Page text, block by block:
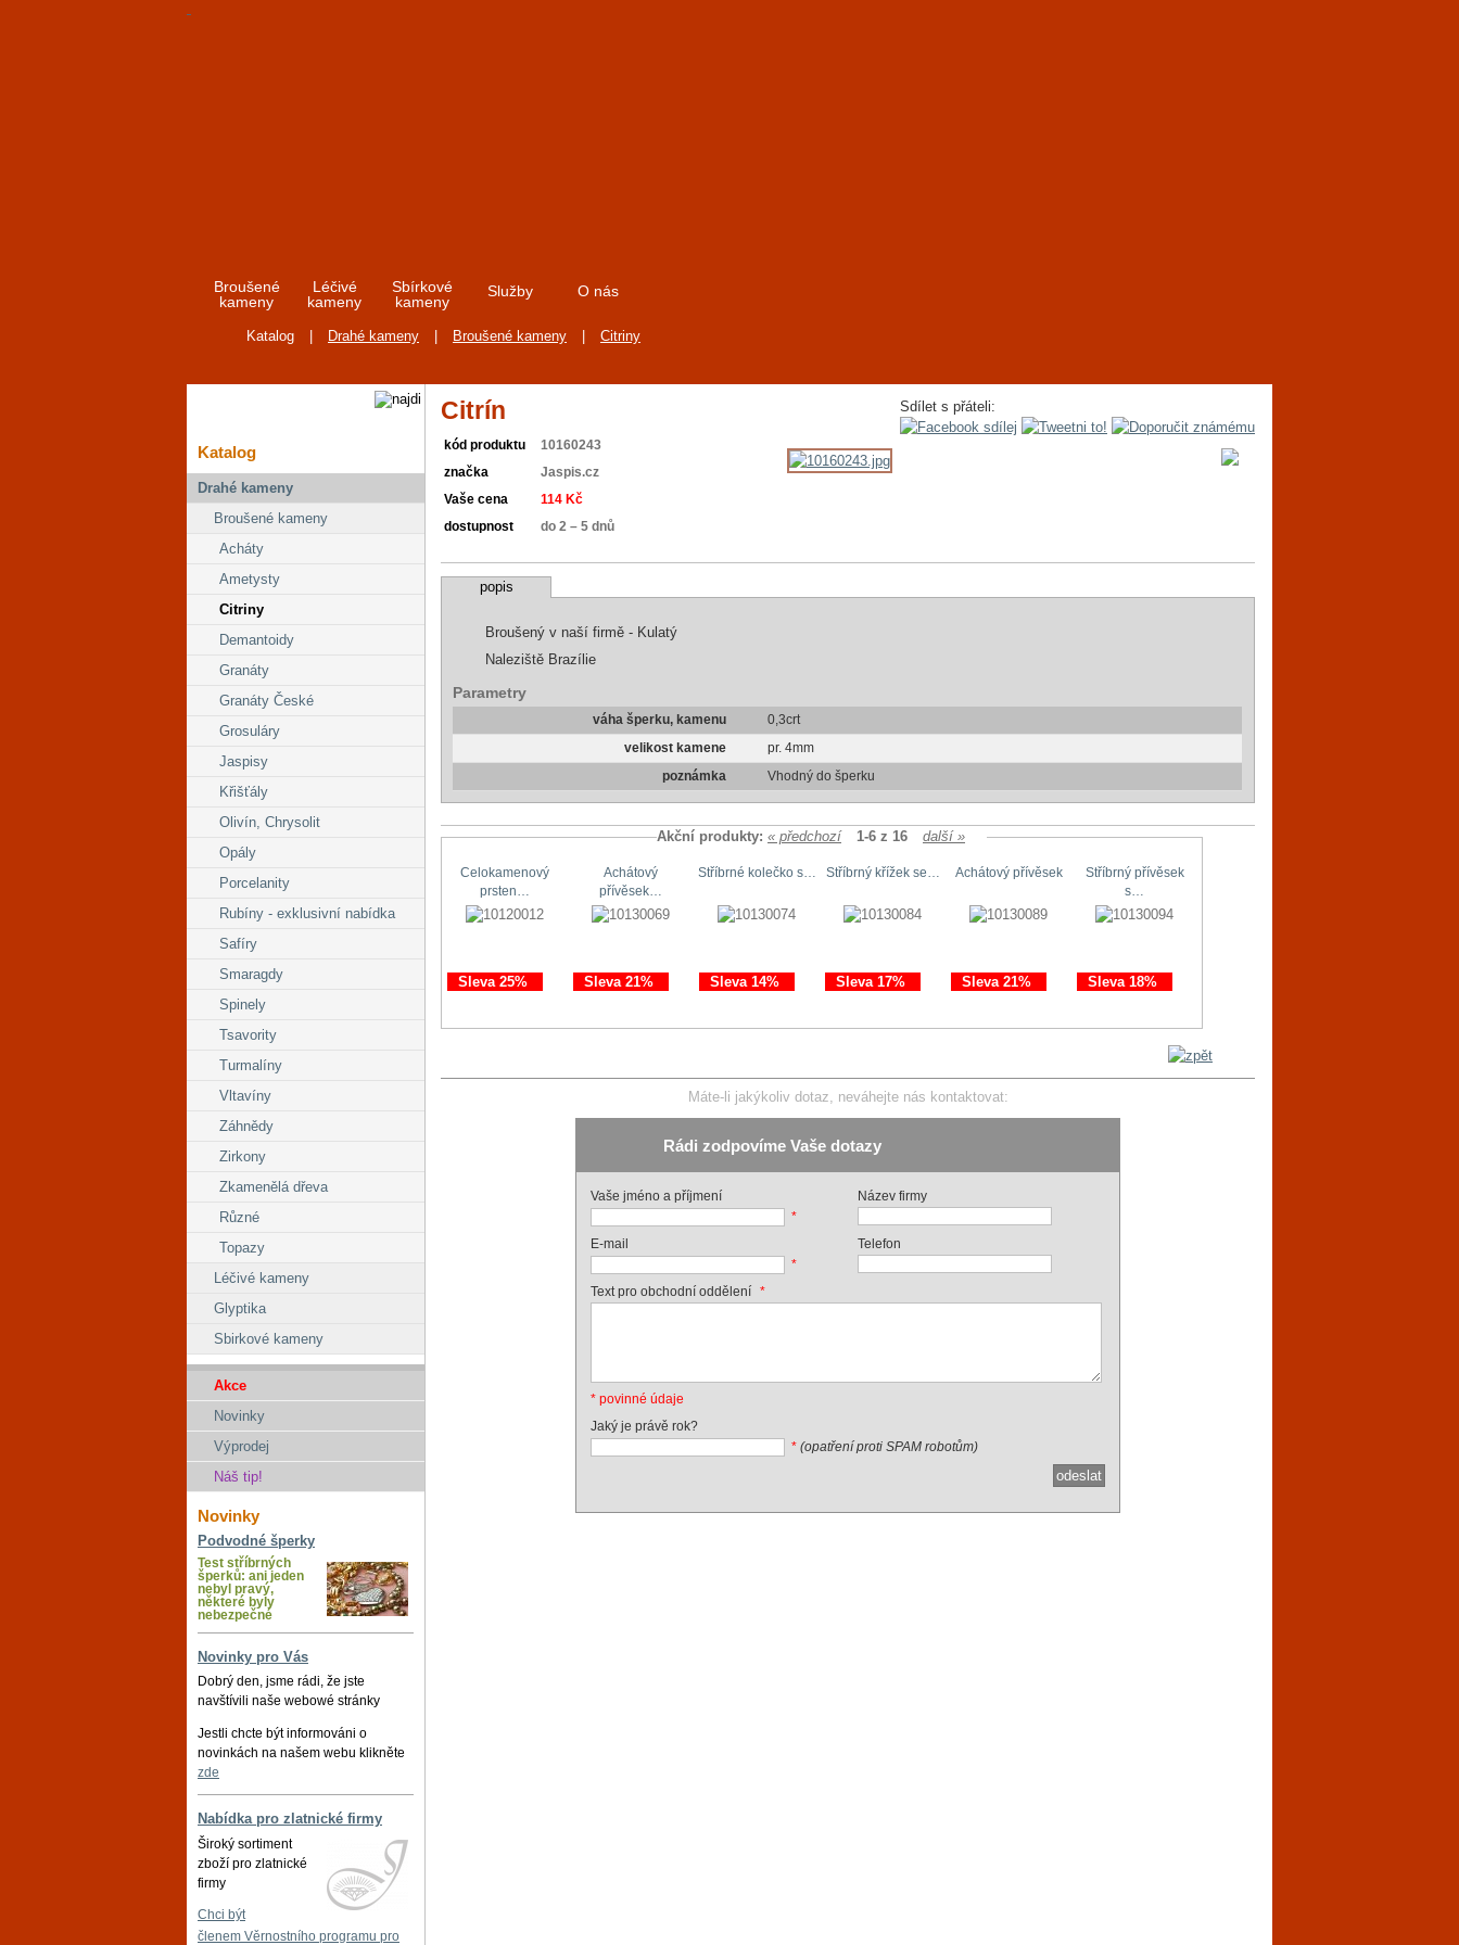
Broušené
kameny
Léčivé
kameny
Sbírkové
kameny
Služby O nás
Katalog Drahé kameny Broušené kameny Citriny
Katalog
Drahé kameny
Broušené kameny
Acháty
Ametysty
Citriny
Demantoidy
Granáty
Granáty České
Grosuláry
Jaspisy
Křišťály
Olivín, Chrysolit
Opály
Porcelanity
Rubíny - exklusivní nabídka
Safíry
Smaragdy
Spinely
Tsavority
Turmalíny
Vltavíny
Záhnědy
Zirkony
Zkamenělá dřeva
Různé
Topazy
Léčivé kameny
Glyptika
Sbirkové kameny
Akce
Novinky
Výprodej
Náš tip!
Novinky
Podvodné šperky
Test stříbrných
šperků: ani jeden
nebyl pravý,
některé byly
nebezpečné
Novinky pro Vás
Dobrý den, jsme rádi, že jste
navštívili naše webowé stránky
Jestli chcte být informováni o
novinkách na našem webu klikněte
zde
Nabídka pro zlatnické firmy
Široký sortiment
zboží pro zlatnické
firmy
Chci být
členem Věrnostního programu pro
Sdílet s přáteli:
Citrín
kód produktu 10160243
značka Jaspis.cz
Vaše cena 114 Kč
dostupnost do 2 – 5 dnů
popis
Broušený v naší firmě - Kulatý
Naleziště Brazílie
Parametry
váha šperku, kamenu 0,3crt
velikost kamene pr. 4mm
poznámka Vhodný do šperku
Akční produkty: « předchozí 1-6 z 16 další »
Celokamenový
prsten…
Sleva 25%
Achátový
přívěsek…
Sleva 21%
Stříbrné kolečko s…
Sleva 14%
Stříbrný křížek se…
Sleva 17%
Achátový přívěsek
Sleva 21%
Stříbrný přívěsek
s…
Sleva 18%
Máte-li jakýkoliv dotaz, neváhejte nás kontaktovat:
Rádi zodpovíme Vaše dotazy
Vaše jméno a příjmení
*
Název firmy
E-mail
*
Telefon
Text pro obchodní oddělení *
* povinné údaje
Jaký je právě rok?
* (opatření proti SPAM robotům)